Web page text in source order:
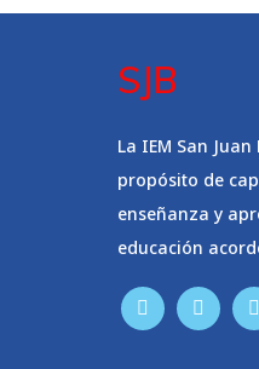
SJB
La IEM San
propósito de
enseñanza y
educación